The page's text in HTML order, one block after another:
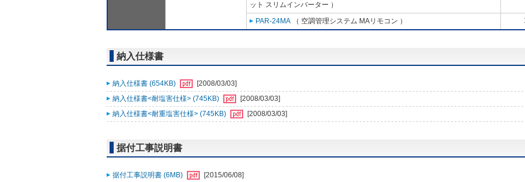
ット スリムインバーター ）
PAR-24MA （ 空調管理システム MAリモコン ）
納入仕様書
納入仕様書 (654KB)
[2008/03/03]
納入仕様書<耐塩害仕様> (745KB)
[2008/03/03]
納入仕様書<耐重塩害仕様> (745KB)
[2008/03/03]
据付工事説明書
据付工事説明書 (6MB) [2015/06/08]